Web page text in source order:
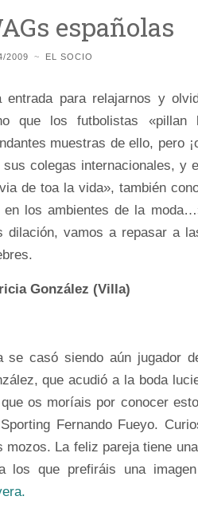
españolas
2009 ~ EL SOCIO
entrada para relajarnos y
que los futbolistas
muestras de ello, pero
sus colegas internacionales, y
de toa la vida», también
en los ambientes de la
dilación, vamos a repasar a
González (Villa)
se casó siendo aún jugador
que acudió a la boda
os moríais por conocer
Fernando Fueyo.
mozos. La feliz pareja tiene
los que prefiráis una